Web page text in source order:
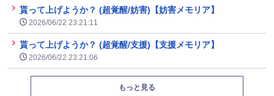
貰って上げようか？ (超覚醒/妨害)【妨害メモリア】
2026/06/22 23:21:11
貰って上げようか？ (超覚醒/支援)【支援メモリア】
2026/06/22 23:21:06
もっと見る